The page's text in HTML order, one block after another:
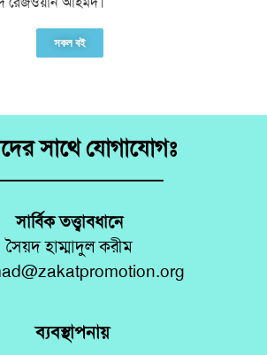
সকল বই
সাথে যোগাযোগঃ
সার্বিক তত্ত্বাবধানে
সৈয়দ হাম্মাদুল করীম
ব্যবস্থাপনায়